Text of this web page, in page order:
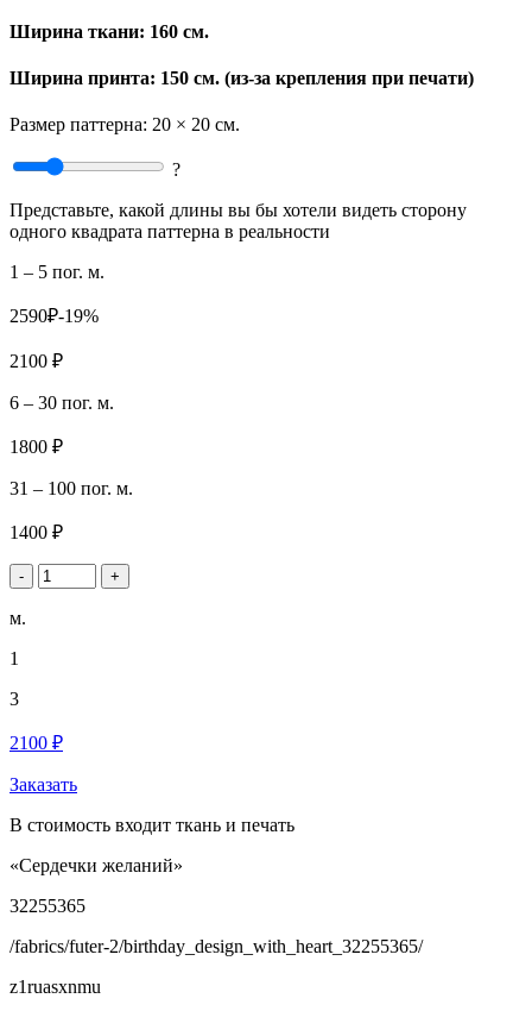
Ширина ткани: 160 см.
Ширина принта: 150 см. (из-за крепления при печати)
Размер паттерна: 20 × 20 см.
?
Представьте, какой длины вы бы хотели видеть сторону
одного квадрата паттерна в реальности
1 – 5 пог. м.
2590₽-19%
2100 ₽
6 – 30 пог. м.
1800 ₽
31 – 100 пог. м.
1400 ₽
- +
м.
1
3
2100 ₽
Заказать
В стоимость входит ткань и печать
«Сердечки желаний»
32255365
/fabrics/futer-2/birthday_design_with_heart_32255365/
z1ruasxnmu